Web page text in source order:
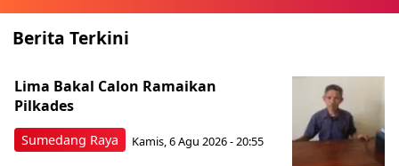
Berita Terkini
Sumedang Raya
Lima Bakal Calon Ramaikan
Pilkades
Kamis, 6 Agu 2026 - 20:55